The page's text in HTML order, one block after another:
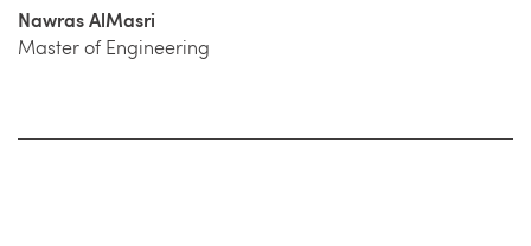
Nawras AlMasri
Master of Engineering